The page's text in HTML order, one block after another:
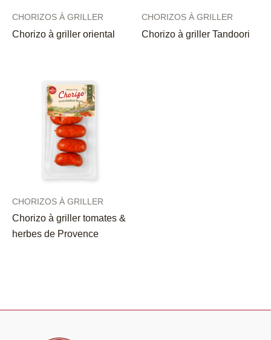
CHORIZOS À GRILLER
Chorizo à griller oriental
CHORIZOS À GRILLER
Chorizo à griller Tandoori
CHORIZOS À GRILLER
Chorizo à griller tomates &
herbes de Provence